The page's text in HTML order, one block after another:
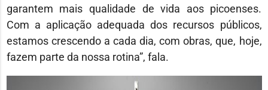
garantem mais qualidade de vida aos picoenses.
Com a aplicação adequada dos recursos públicos,
estamos crescendo a cada dia, com obras, que, hoje,
fazem parte da nossa rotina”, fala.